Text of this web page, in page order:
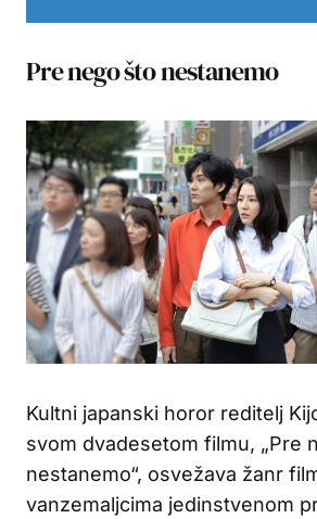
Pre nego što nestanemo
Kultni japanski horor reditelj
svom dvadesetom filmu, „Pre
nestanemo“, osvežava žanr
vanzemaljcima jedinstvenom